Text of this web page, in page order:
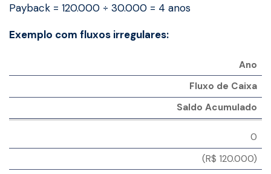
Payback = 120.000 ÷ 30.000 = 4 anos
Exemplo com fluxos irregulares:
Ano
Fluxo de Caixa
Saldo Acumulado
0
(R$ 120.000)